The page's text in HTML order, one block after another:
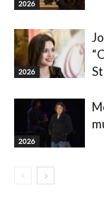
2026
2026
2026